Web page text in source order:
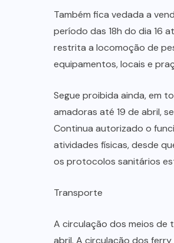
Também fica vedada a
período das 18h do dia 16
restrita a locomoção de
equipamentos, locais e
Segue proibida ainda, em
amadoras até 19 de abril,
Continua autorizado o
atividades físicas, desde
os protocolos sanitários
Transporte
A circulação dos meios de
abril. A circulação dos